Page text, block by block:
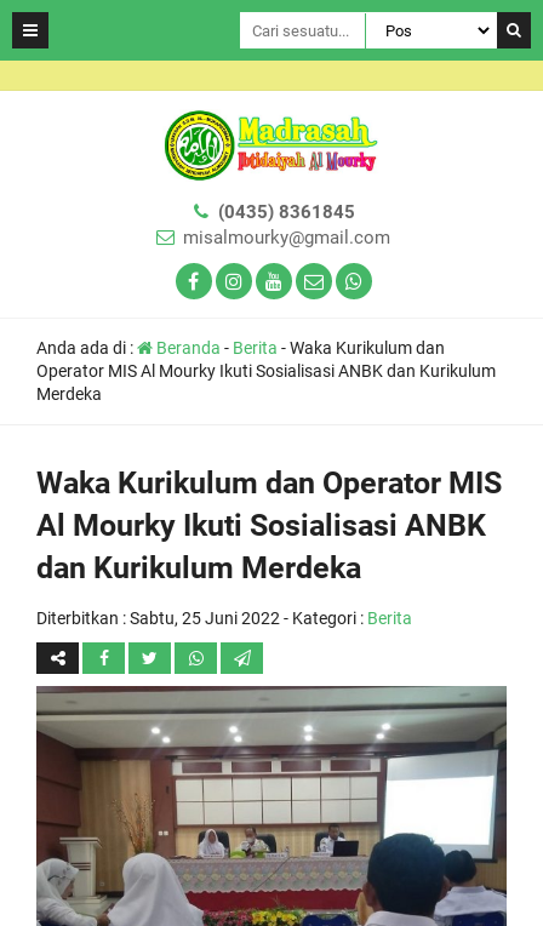
(0435) 8361845
misalmourky@gmail.com
Anda ada di : Beranda - Berita -Waka Kurikulum dan
Operator MIS Al Mourky Ikuti Sosialisasi ANBK dan Kurikulum
Merdeka
Waka Kurikulum dan Operator MIS
Al Mourky Ikuti Sosialisasi ANBK
dan Kurikulum Merdeka
Diterbitkan :Sabtu, 25 Juni 2022 - Kategori : Berita